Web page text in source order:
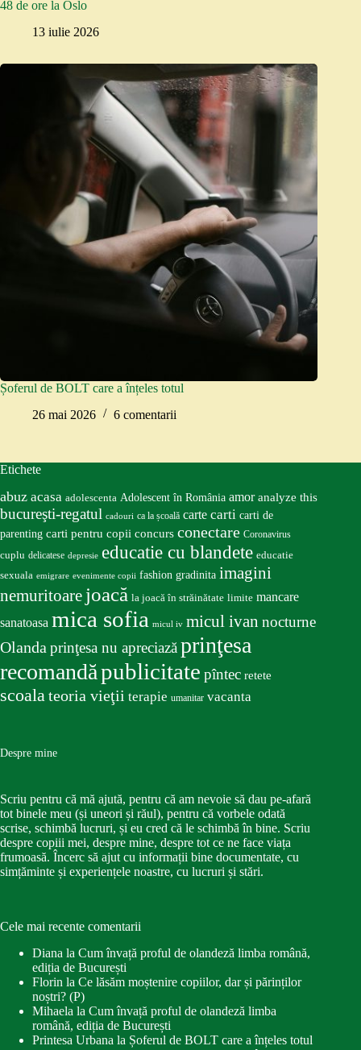
48 de ore la Oslo
13 iulie 2026
Șoferul de BOLT care a înțeles totul
26 mai 2026
6 comentarii
Etichete
abuz acasa adolescenta Adolescent în România amor analyze this
bucureşti-regatul cadouri ca la școală carte carti carti de
parenting carti pentru copii concurs conectare Coronavirus
cuplu delicatese depresie educatie cu blandete educatie
sexuala emigrare evenimente copii fashion gradinita imagini
nemuritoare joacă la joacă în străinătate limite mancare
sanatoasa mica sofia micul iv micul ivan nocturne
Olandaprinţesa nu apreciazăprinţesa
recomandăpublicitate pîntec retete
scoalateoria vieţii terapie umanitar vacanta
Despre mine
Scriu pentru că mă ajută, pentru că am nevoie să dau pe-afară
tot binele meu (și uneori și răul), pentru că vorbele odată
scrise, schimbă lucruri, și eu cred că le schimbă în bine. Scriu
despre copiii mei, despre mine, despre tot ce ne face viața
frumoasă. Încerc să ajut cu informații bine documentate, cu
simțăminte și experiențele noastre, cu lucruri și stări.
Cele mai recente comentarii
Diana la Cum învață proful de olandeză limba română,
ediția de București
Florin la Ce lăsăm moștenire copiilor, dar și părinților
noștri? (P)
Mihaela la Cum învață proful de olandeză limba
română, ediția de București
Printesa Urbana la Șoferul de BOLT care a înțeles totul